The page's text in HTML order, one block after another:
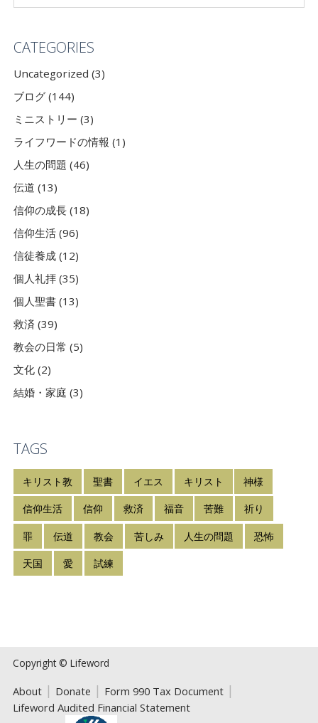
CATEGORIES
Uncategorized (3)
ブログ (144)
ミニストリー (3)
ライフワードの情報 (1)
人生の問題 (46)
伝道 (13)
信仰の成長 (18)
信仰生活 (96)
信徒養成 (12)
個人礼拝 (35)
個人聖書 (13)
救済 (39)
教会の日常 (5)
文化 (2)
結婚・家庭 (3)
TAGS
キリスト教 聖書 イエス キリスト 神様
信仰生活 信仰 救済 福音 苦難 祈り
罪 伝道 教会 苦しみ 人生の問題 恐怖
天国 愛 試練
Copyright © Lifeword
About Donate
Form 990 Tax Document
Lifeword Audited Financial Statement